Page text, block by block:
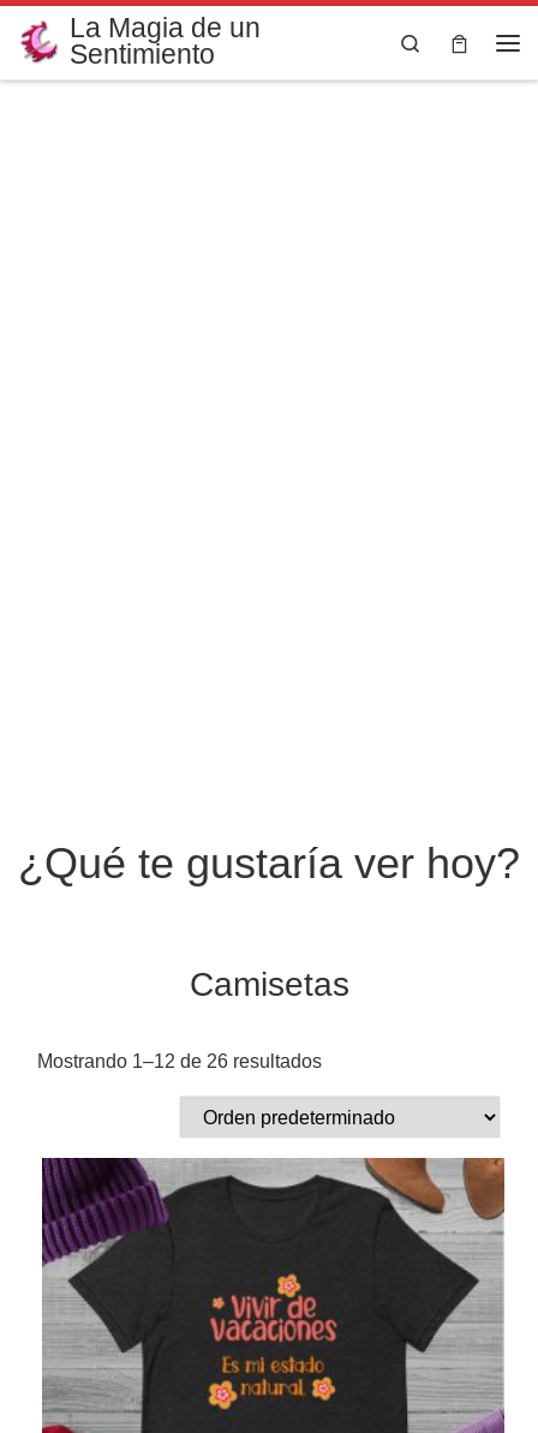
Saltar al contenido
La Magia de un
Sentimiento
Search
¿Qué te gustaría ver hoy?
Camisetas
Mostrando 1–12 de 26 resultados